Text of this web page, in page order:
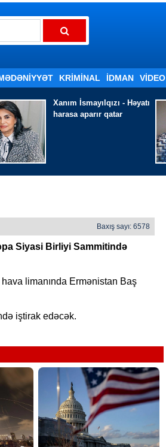
KRİMİNAL İDMAN VIDEO
Sevinc Qərib - ÖMÜRDÜ
DƏ..
Baxış sayı: 6578
Siyasi Birliyi Sammitində
limanında Ermənistan Baş
iştirak edəcək.
Ağdərə və Cəbrayılın bir sıra
kəndlərinə köç karvanı yola salınıb